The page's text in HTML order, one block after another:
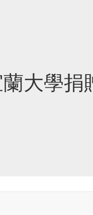
大學捐